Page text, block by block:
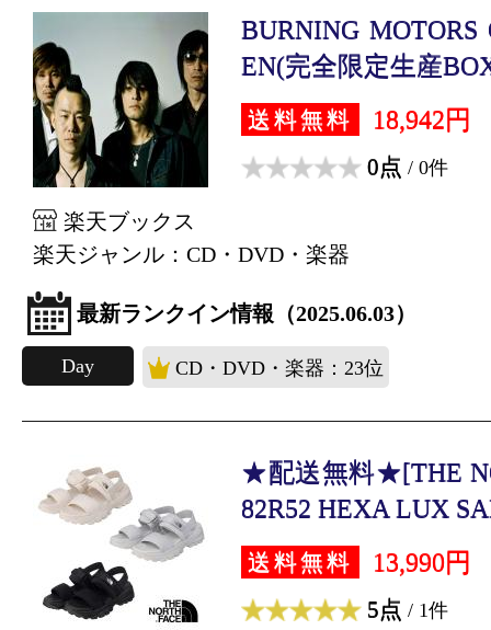
BURNING
EN(完全限定生産
送料無料 18,942円
0点 / 0件
楽天ブックス
楽天ジャンル：CD・DVD・楽器
最新ランクイン情報（2025.06.03）
Day CD・DVD・楽器：23位
★配送無料★[THE
82R52 HEXA LUX
送料無料 13,990円
5点 / 1件